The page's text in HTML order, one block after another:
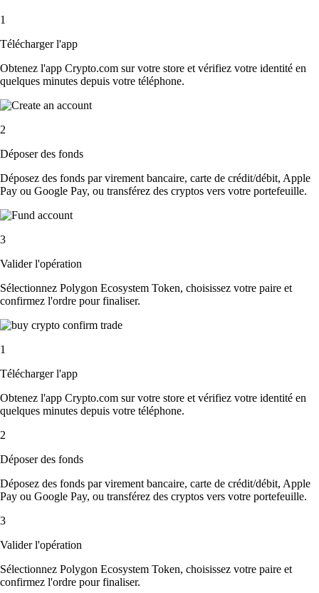
1
Télécharger l'app
Obtenez l'app Crypto.com sur votre store et vérifiez votre identité en
quelques minutes depuis votre téléphone.
2
Déposer des fonds
Déposez des fonds par virement bancaire, carte de crédit/débit, Apple
Pay ou Google Pay, ou transférez des cryptos vers votre portefeuille.
3
Valider l'opération
Sélectionnez Polygon Ecosystem Token, choisissez votre paire et
confirmez l'ordre pour finaliser.
1
Télécharger l'app
Obtenez l'app Crypto.com sur votre store et vérifiez votre identité en
quelques minutes depuis votre téléphone.
2
Déposer des fonds
Déposez des fonds par virement bancaire, carte de crédit/débit, Apple
Pay ou Google Pay, ou transférez des cryptos vers votre portefeuille.
3
Valider l'opération
Sélectionnez Polygon Ecosystem Token, choisissez votre paire et
confirmez l'ordre pour finaliser.